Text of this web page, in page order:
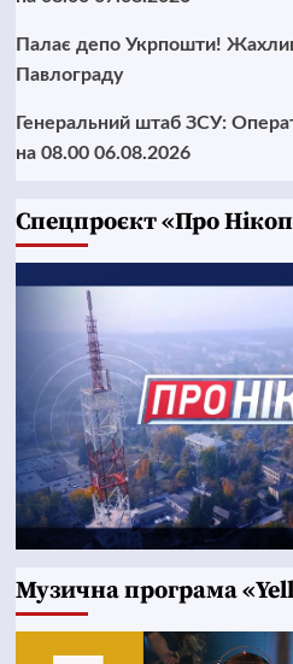
Палає депо Укрпошти!
Павлограду
Генеральний штаб ЗСУ:
на 08.00 06.08.2026
Cпецпроєкт «Про
Музична програма